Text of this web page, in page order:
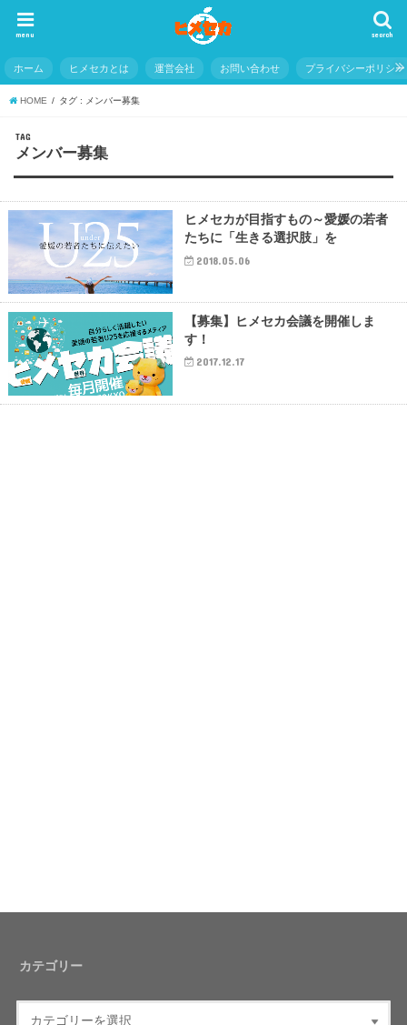
search
menu
ホーム ヒメセカとは 運営会社 お問い合わせ プライバシーポリシー
HOME タグ : メンバー募集
TAG
メンバー募集
ヒメセカが目指すもの～愛媛の若者
たちに「生きる選択肢」を
2018.05.06
【募集】ヒメセカ会議を開催しま
す！
2017.12.17
カテゴリー